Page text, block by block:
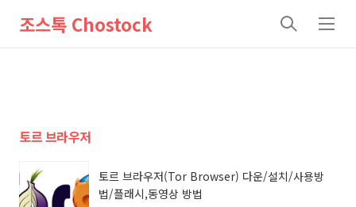
조스톡 Chostock
검
메
토르 브라우저
토르 브라우저(Tor Browser) 다운/설치/사용방
법/플래시,동영상 방법